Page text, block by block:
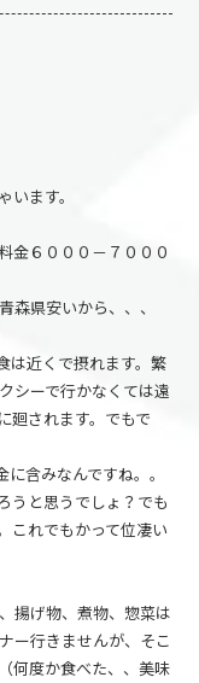
ます。
金６０００－７０００
森県安いから、、、
は近くで摂れます。繁
シーで行かなくては遠
廻されます。でもで
含みなんですね。。
うと思うでしょ？でも
これでもかって位凄い
揚げ物、煮物、惣菜は
ー行きませんが、そこ
何度か食べた、、美味